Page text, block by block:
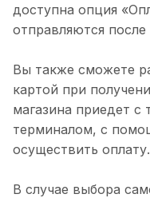
доступна опция
отправляются
Вы также сможете
картой при
магазина приедет
терминалом, с
осуществить оплату.
В случае выбора